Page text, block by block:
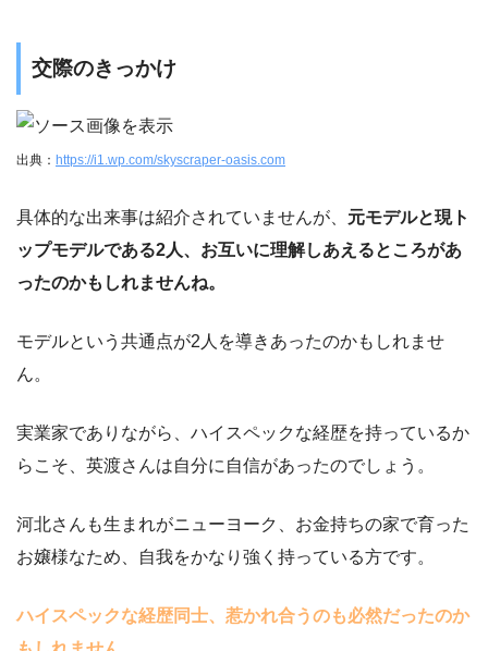
交際のきっかけ
出典： https://i1.wp.com/skyscraper-oasis.com
具体的な出来事は紹介されていませんが、 元モデルと現ト
ップモデルである2人、お互いに理解しあえるところがあ
ったのかもしれませんね。
モデルという共通点が2人を導きあったのかもしれませ
ん。
実業家でありながら、ハイスペックな経歴を持っているか
らこそ、英渡さんは自分に自信があったのでしょう。
河北さんも生まれがニューヨーク、お金持ちの家で育った
お嬢様なため、自我をかなり強く持っている方です。
ハイスペックな経歴同士、惹かれ合うのも必然だったのか